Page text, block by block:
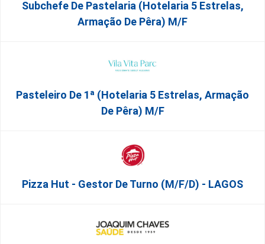
Subchefe De Pastelaria (Hotelaria 5 Estrelas,
Armação De Pêra) M/f
Pasteleiro De 1ª (Hotelaria 5 Estrelas, Armação
De Pêra) M/f
Pizza Hut - Gestor De Turno (m/f/d) - LAGOS